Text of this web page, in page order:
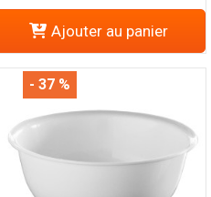
Ajouter au panier
- 37 %